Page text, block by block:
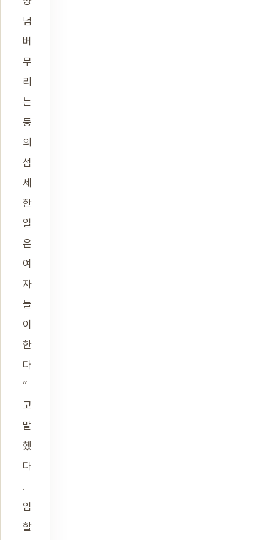
념
버
무
리
는
등
의
섬
세
한
일
은
여
자
들
이
한
다
”
고
말
했
다
.
임
할